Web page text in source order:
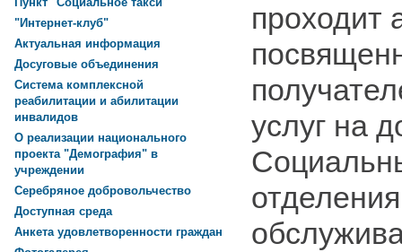
проходит
услуг
"Интернет-клуб"
Актуальная информация
Досуговые объединения
Система комплексной
реабилитации и абилитации
инвалидов
О реализации национального
проекта "Демография" в
учреждении
Серебряное добровольчество
Доступная среда
Анкета удовлетворенности граждан